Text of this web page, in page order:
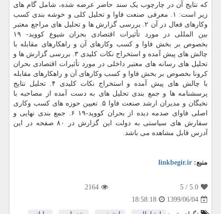
که نتایج آن در چارچوب یک سند حاضر عرضه شده، شامل گام های
زیر است: ۱. معرفی صنعت فاوا و تحلیل کلی و خوشه بندی کسب
وکارهای فعال در آن ۲. بررسی گزارش ها و تحلیل های مراجع معتبر
بین المللی در مورد تأثیرات اقتصادی بحران شیوع کووید- ۱۹
بخصوص بر بخش فاوا و کسب وکارهای آن و راهکارهای مقابله با
چالش های پیش آمده و استخراج نکات کلیدی ۳. بررسی گزارش ها و
تحلیل های رسانه های معتبر داخلی در مورد تأثیرات اقتصادی بحران
کرونا بخصوص بر بخش فاوا و کسب وکارهای آن و راهکارهای مقابله
با چالش های پیش آمده و استخراج نکات کلیدی ۴. تحلیل نتایج
پرسشنامه ها و جمع بندی تحلیل های به دست آمده از مصاحبه با
نخبگان و مدیران ارشد صنعت فاوا ۵. تعیین حوزه های کسب وکاری
اصلی فاوای صدمه دیده از بحران کووید-۱۹ ۶. جمع بندی نهایی و
سفارش های سیاستی به دولت این گزارش در ۸۰ صفحه در این
آدرس قابل مشاهده می باشد.
منبع: linkbegir.ir
5.0
/ 5
2164
1399/06/04
18:58:18